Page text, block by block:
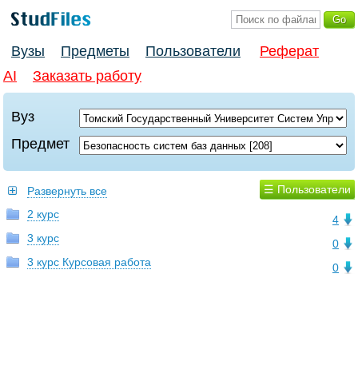
Вузы Предметы Пользователи
Реферат
AI
Заказать работу
Вуз
Предмет
☰ Пользователи
Развернуть все
4
2 курс
0
3 курс
0
3 курс Курсовая работа